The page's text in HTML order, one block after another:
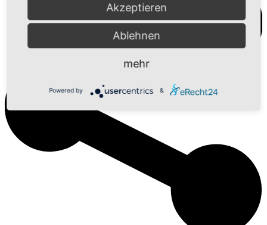
Akzeptieren
Ablehnen
mehr
Powered by &